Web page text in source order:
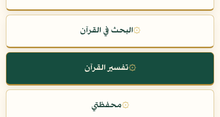
۞البحث في القرآن
۞تفسير القرآن
۞محفظتي